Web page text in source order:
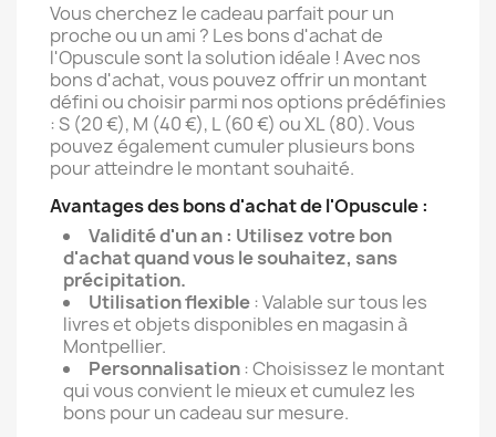
Vous cherchez le cadeau parfait pour un
proche ou un ami ? Les bons d'achat de
l'Opuscule sont la solution idéale ! Avec nos
bons d'achat, vous pouvez offrir un montant
défini ou choisir parmi nos options prédéfinies
: S (20 €), M (40 €), L (60 €) ou XL (80). Vous
pouvez également cumuler plusieurs bons
pour atteindre le montant souhaité.
Avantages des bons d'achat de l'Opuscule :
Validité d'un an : Utilisez votre bon
d'achat quand vous le souhaitez, sans
précipitation.
Utilisation flexible : Valable sur tous les
livres et objets disponibles en magasin à
Montpellier.
Personnalisation : Choisissez le montant
qui vous convient le mieux et cumulez les
bons pour un cadeau sur mesure.